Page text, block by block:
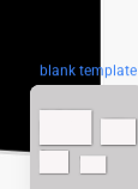
blank template